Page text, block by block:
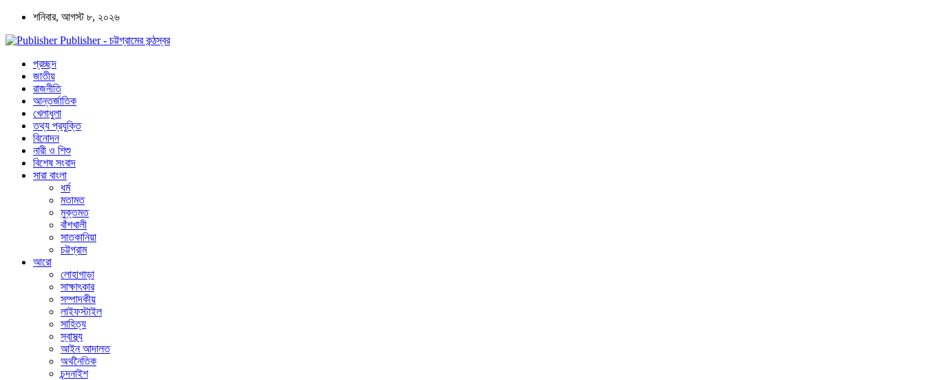
শনিবার, আগস্ট ৮, ২০২৬
Publisher - চট্টগ্রামের কন্ঠস্বর
প্রচ্ছদ
জাতীয়
রাজনীতি
আন্তর্জাতিক
খেলাধুলা
তথ্য প্রযুক্তি
বিনোদন
নারী ও শিশু
বিশেষ সংবাদ
সারা বাংলা
ধর্ম
মতামত
মুক্তমত
বাঁশখালী
সাতকানিয়া
চট্টগ্রাম
আরো
লোহাগাড়া
সাক্ষাৎকার
সম্পাদকীয়
লাইফস্টাইল
সাহিত্য
স্বাস্থ্য
আইন আদালত
অর্থনৈতিক
চন্দনাইশ